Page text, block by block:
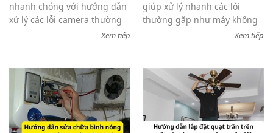
Thang
nhôm
Liên
hệ
nhanh chóng với hướng dẫn
xử lý các lỗi camera thường
gặp như mất tín hiệu, không
hiệu quả, tiết kiệm chi phí.
Xem tiếp
giúp xử lý nhanh các lỗi
thường gặp như máy không
lạnh, chảy nước, kêu to hay
phục đơn giản, tiết kiệm chi
phí.
Xem tiếp